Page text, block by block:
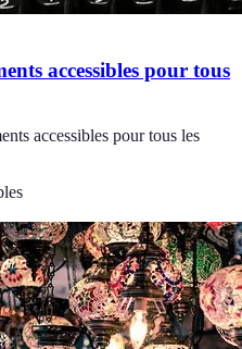
accessibles pour tous
accessibles pour tous les